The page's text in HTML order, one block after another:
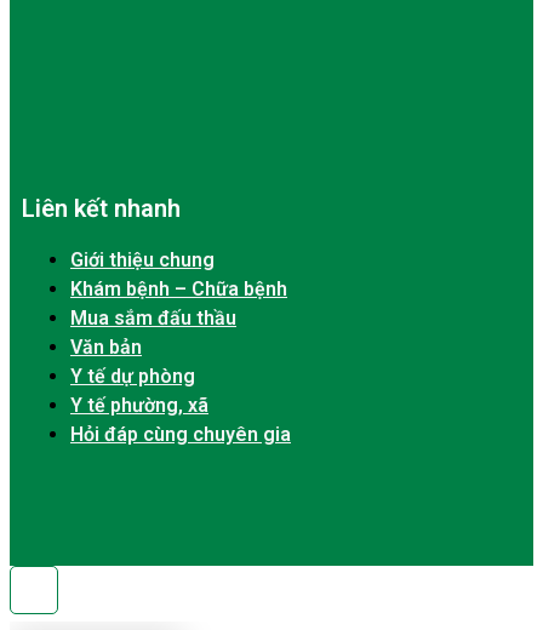
Liên kết nhanh
Giới thiệu chung
Khám bệnh – Chữa bệnh
Mua sắm đấu thầu
Văn bản
Y tế dự phòng
Y tế phường, xã
Hỏi đáp cùng chuyên gia